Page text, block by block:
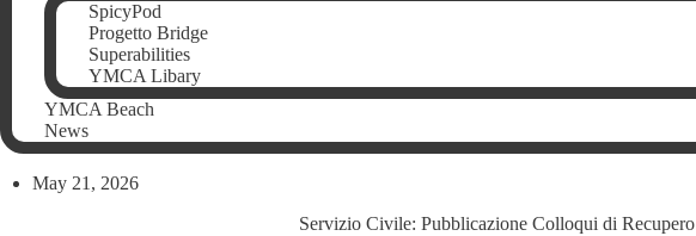
SpicyPod
Progetto Bridge
Superabilities
YMCA Libary
YMCA Beach
News
May 21, 2026
Servizio Civile: Pubblicazione Colloqui di Recupero